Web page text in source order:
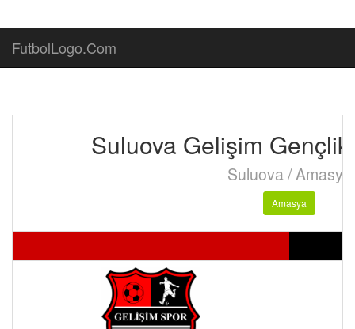
FutbolLogo.Com
Suluova Gelişim
Suluova / Amasya
Amasya